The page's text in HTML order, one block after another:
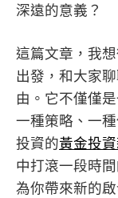
深遠的意義？
這篇文章，我
出發，和大家
由。它不僅僅
一種策略、一
投資的黃金投
中打滾一段時
為你帶來新的啟